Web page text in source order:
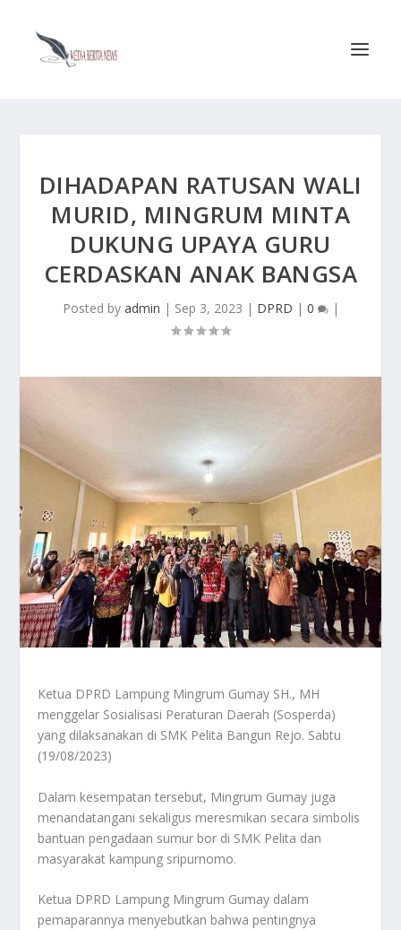
DIHADAPAN RATUSAN WALI
MURID, MINGRUM MINTA
DUKUNG UPAYA GURU
CERDASKAN ANAK BANGSA
Posted by admin | Sep 3, 2023 | DPRD | 0 |
Ketua DPRD Lampung Mingrum Gumay SH., MH
menggelar Sosialisasi Peraturan Daerah (Sosperda)
yang dilaksanakan di SMK Pelita Bangun Rejo. Sabtu
(19/08/2023)
Dalam kesempatan tersebut, Mingrum Gumay juga
menandatangani sekaligus meresmikan secara simbolis
bantuan pengadaan sumur bor di SMK Pelita dan
masyarakat kampung sripurnomo.
Ketua DPRD Lampung Mingrum Gumay dalam
pemaparannya menyebutkan bahwa pentingnya